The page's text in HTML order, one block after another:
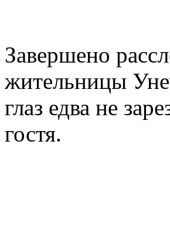
Завершено
жительницы
глаз едва не
гостя.